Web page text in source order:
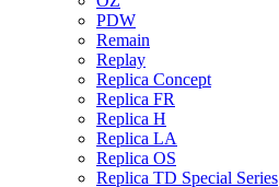
PDW
Remain
Replay
Replica Concept
Replica FR
Replica H
Replica LA
Replica OS
Replica TD Special Series